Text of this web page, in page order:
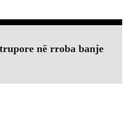
në rroba banje